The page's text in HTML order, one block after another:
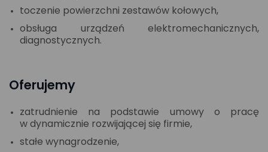
toczenie powierzchni zestawów kołowych,
obsługa urządzeń elektromechanicznych,
diagnostycznych.
Oferujemy
zatrudnienie na podstawie umowy o pracę
w dynamicznie rozwijającej się firmie,
stałe wynagrodzenie,